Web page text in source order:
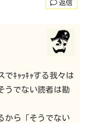
返信
でｷｬｯｷｬする我々は
うでない読者は勘
から「そうでない